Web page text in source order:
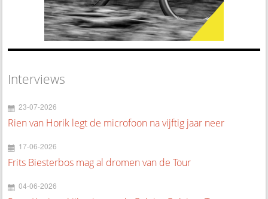
Interviews
23-07-2026
Rien van Horik legt de microfoon na vijftig jaar neer
17-06-2026
Frits Biesterbos mag al dromen van de Tour
04-06-2026